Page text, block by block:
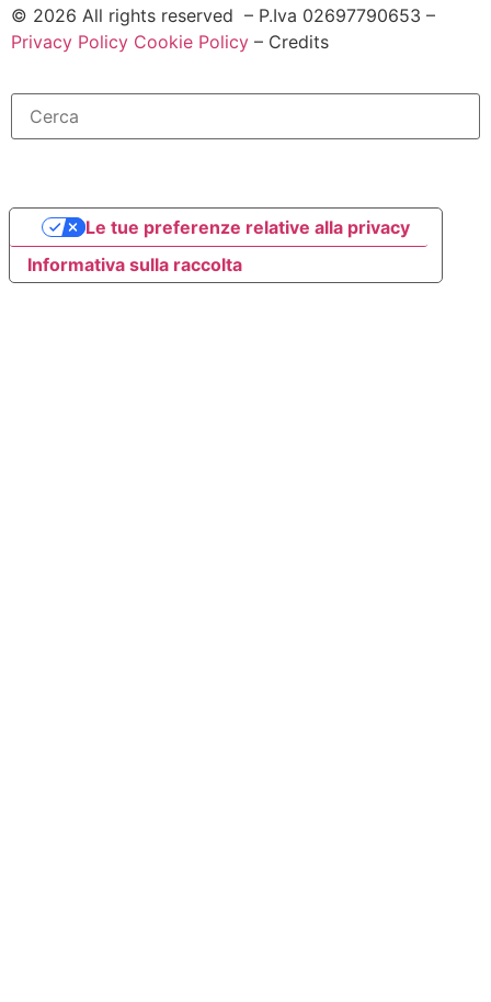
© 2026 All rights reserved – P.Iva 02697790653 –
Privacy Policy Cookie Policy – Credits
Informativa sulla raccolta
Le tue preferenze relative alla privacy